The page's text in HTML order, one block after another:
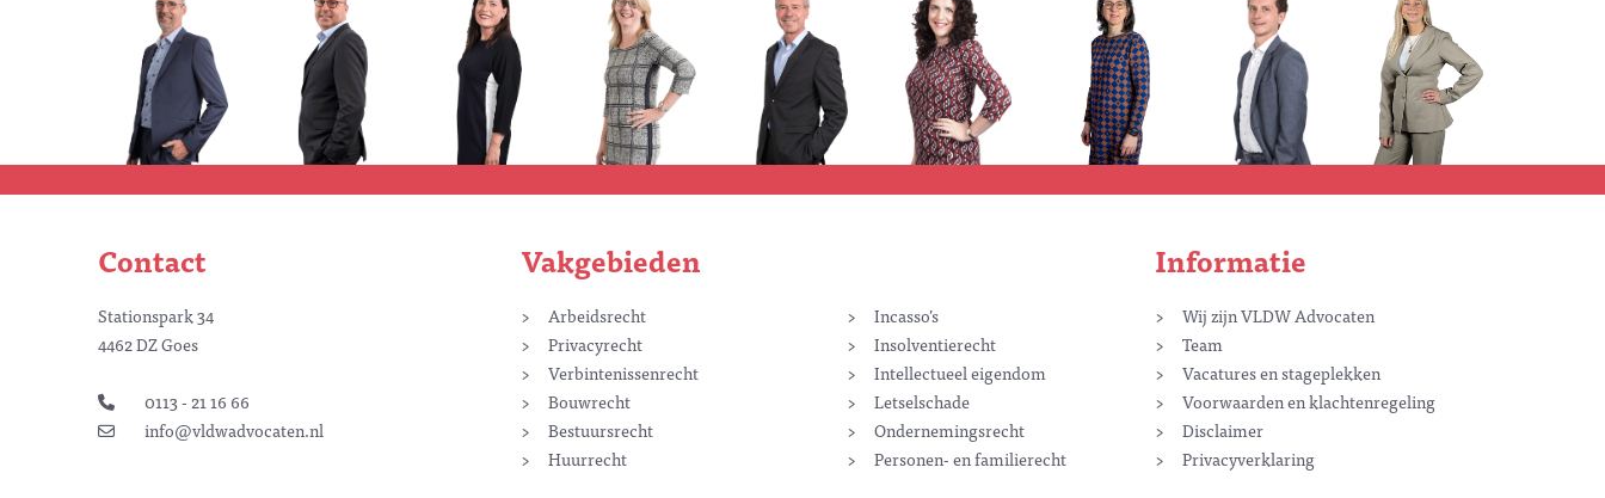
Contact
Stationspark 34
4462 DZ Goes
0113 - 21 16 66
info@vldwadvocaten.nl
Vakgebieden
Arbeidsrecht
Privacyrecht
Verbintenissenrecht
Bouwrecht
Bestuursrecht
Huurrecht
Incasso’s
Insolventierecht
Intellectueel eigendom
Letselschade
Ondernemingsrecht
Personen- en familierecht
Informatie
Wij zijn VLDW Advocaten
Team
Vacatures en stageplekken
Voorwaarden en klachtenregeling
Disclaimer
Privacyverklaring